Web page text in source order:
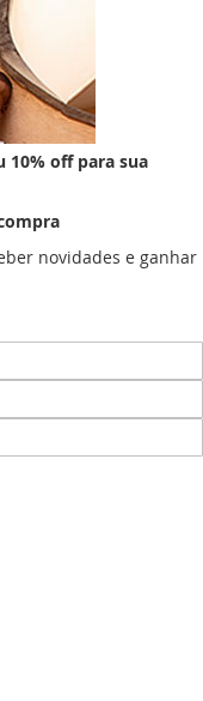
10% off para sua
novidades e ganhar